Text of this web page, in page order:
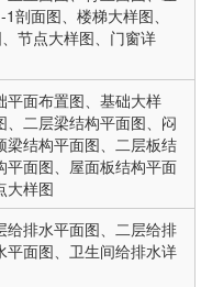
剖面图、楼梯大样图、
节点大样图、门窗详
平面布置图、基础大样
、二层梁结构平面图、闷
梁结构平面图、二层板结
平面图、屋面板结构平面
大样图
给排水平面图、二层给排
平面图、卫生间给排水详